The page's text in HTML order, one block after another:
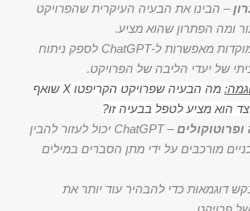
– הבינו את הבעיה העיקרית שהפרויקט
ומה הפתרון שהוא מציע.
הנחיות ממוקדות מאפשרות ל-ChatGPT לספק ניתוח
של יעדי הליבה של הפרויקט.
מה הבעיה שפרויקט הקריפטו X שואף
הוא מציע לטפל בבעיה זו?
ופרוטוקולים
– ChatGPT יכול לעזור להבין
מורכבים על ידי מתן הסברים במילים
דוגמאות כדי להבהיר עוד יותר את